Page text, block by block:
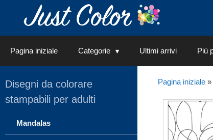
Pagina iniziale Categorie Ultimi arrivi Più
Pagina iniziale»
Disegni da colorare
stampabili per adulti
Mandalas